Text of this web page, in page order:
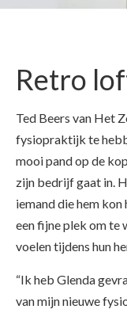
Retro
Ted Beers van Het
fysiopraktijk te
mooi pand op de
zijn bedrijf gaat in.
iemand die hem
een fijne plek om te
voelen tijdens hun
“Ik heb Glenda
van mijn nieuwe